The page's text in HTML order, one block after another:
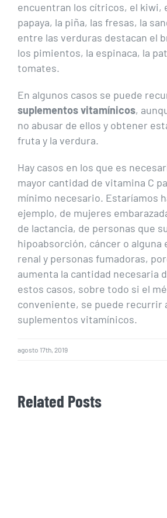
encuentran los cítricos, el kiwi,
papaya, la piña, las fresas, la
entre las verduras destacan el
los pimientos, la espinaca, la
tomates.
En algunos casos se puede
suplementos vitamínicos,
no abusar de ellos y obtener
fruta y la verdura.
Hay casos en los que es
mayor cantidad de vitamina C
mínimo necesario. Estaríamos
ejemplo, de mujeres
de lactancia, de personas que
hipoabsorción, cáncer o alguna
renal y personas fumadoras,
aumenta la cantidad necesaria
estos casos, sobre todo si el
conveniente, se puede recurrir
suplementos vitamínicos.
agosto 17th, 2019
Related Posts